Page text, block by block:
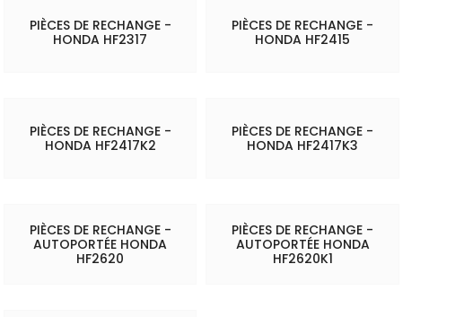
PIÈCES DE RECHANGE -
HONDA HF2317
PIÈCES DE RECHANGE -
HONDA HF2415
PIÈCES DE RECHANGE -
HONDA HF2417K2
PIÈCES DE RECHANGE -
HONDA HF2417K3
PIÈCES DE RECHANGE -
AUTOPORTÉE HONDA
HF2620
PIÈCES DE RECHANGE -
AUTOPORTÉE HONDA
HF2620K1